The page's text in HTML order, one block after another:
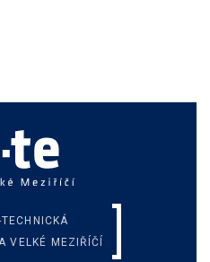
VELKÉ MEZIŘÍČÍ